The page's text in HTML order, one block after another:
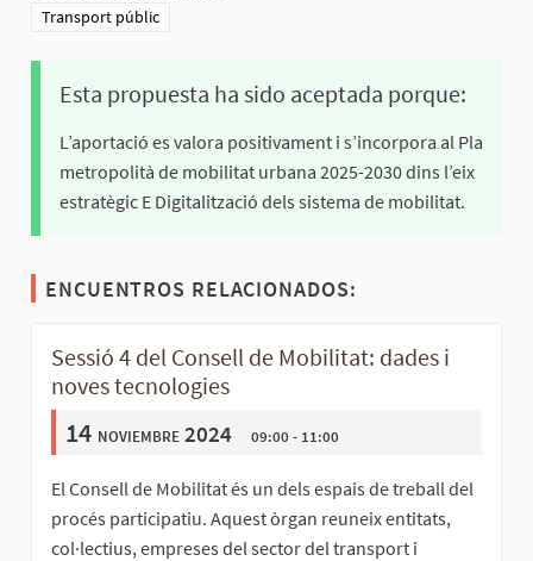
Resultados al filtrar por la categoría: Transport públic
Transport públic
Esta propuesta ha sido aceptada porque:
L’aportació es valora positivament i s’incorpora al Pla
metropolità de mobilitat urbana 2025-2030 dins l’eix
estratègic E Digitalització dels sistema de mobilitat.
ENCUENTROS RELACIONADOS:
Sessió 4 del Consell de Mobilitat: dades i
noves tecnologies
14 noviembre 2024 09:00 - 11:00
El Consell de Mobilitat és un dels espais de treball del
procés participatiu. Aquest òrgan reuneix entitats,
col·lectius, empreses del sector del transport i